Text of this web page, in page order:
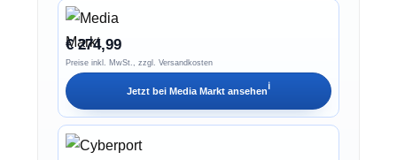
€ 274,99
Preise inkl. MwSt., zzgl. Versandkosten
Jetzt bei Media Markt ansehenℹ︎